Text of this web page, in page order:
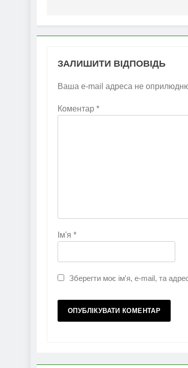
ЗАЛИШИТИ ВІДПОВІДЬ
Ваша e-mail адреса не
Коментар *
Ім'я *
Зберегти моє ім'я, e-mail, та